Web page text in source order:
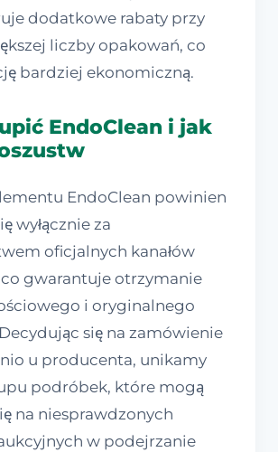
dodatkowe rabaty przy
liczby opakowań, co
bardziej ekonomiczną.
EndoClean i jak
EndoClean powinien
wyłącznie za
oficjalnych kanałów
co gwarantuje otrzymanie
i oryginalnego
się na zamówienie
u producenta, unikamy
podróbek, które mogą
na niesprawdzonych
w podejrzanie